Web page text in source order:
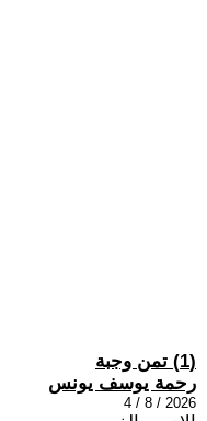
(1) تمن وجبة
رحمة يوسف يونس
2026 / 8 / 4